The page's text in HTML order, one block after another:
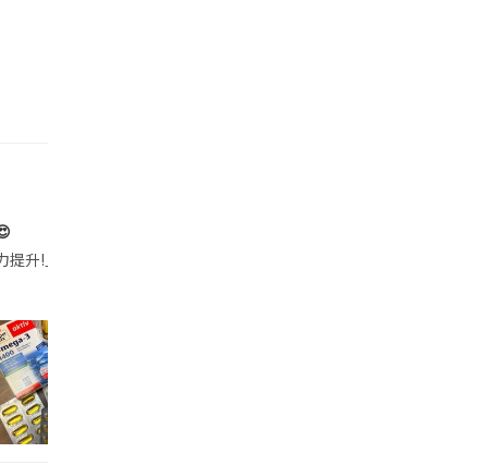
帶的行動電源機身已標示「10000mAh」，卻仍被要求當場丟
提升!｣ 長時間對住電腦､剪片寫稿,成日覺得眼睛乾澀､腦袋好似｢斷